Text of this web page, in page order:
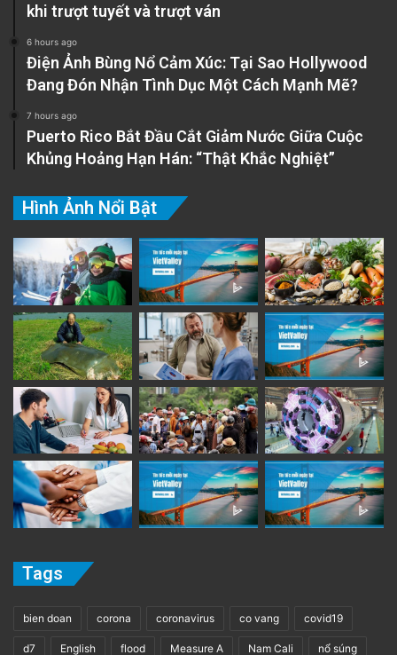
khi trượt tuyết và trượt ván
6 hours ago
Điện Ảnh Bùng Nổ Cảm Xúc: Tại Sao Hollywood
Đang Đón Nhận Tình Dục Một Cách Mạnh Mẽ?
7 hours ago
Puerto Rico Bắt Đầu Cắt Giảm Nước Giữa Cuộc
Khủng Hoảng Hạn Hán: “Thật Khắc Nghiệt”
Hình Ảnh Nổi Bật
Tags
bien doan corona coronavirus co vang covid19
d7 English flood Measure A Nam Cali nổ súng